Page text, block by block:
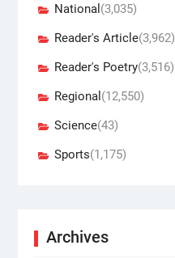
National (3,035)
Reader's Article(3,962)
Reader's Poetry(3,516)
Regional (12,550)
Science(43)
Sports(1,175)
Archives